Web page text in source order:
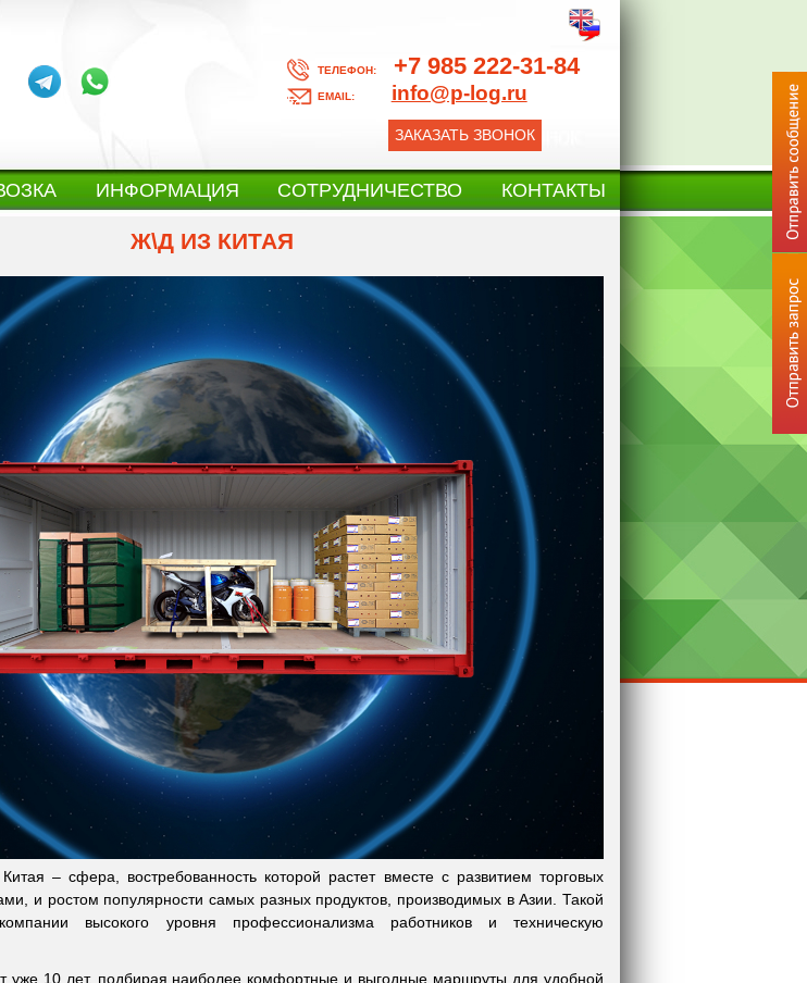
ТЕЛЕФОН: +7 985 222-31-84
EMAIL: info@p-log.ru
ЗАКАЗАТЬ ЗВОНОК
ИНФОРМАЦИЯ СОТРУДНИЧЕСТВО КОНТАКТЫ
Ж\Д ИЗ КИТАЯ
– сфера, востребованность которой растет вместе с развитием торговых
и ростом популярности самых разных продуктов, производимых в Азии. Такой
высокого уровня профессионализма работников и техническую
уже 10 лет, подбирая наиболее комфортные и выгодные маршруты для удобной